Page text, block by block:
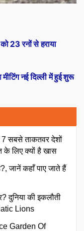
नई दिल्ली में हुई शुरू
23 रनों से हराया
सबसे ताकतवर देशों
लिए क्यों है खास
जानें कहाँ पाए जाते हैं
दुनिया की इकलौती
Lions
Garden Of